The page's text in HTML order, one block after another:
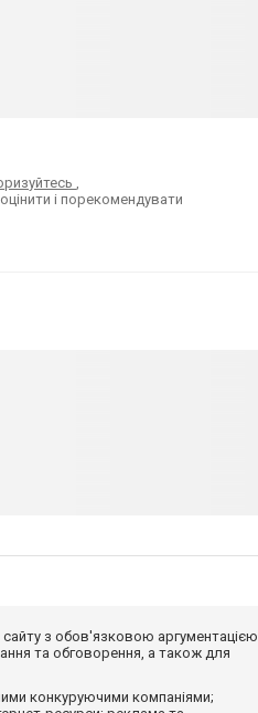
і порекомендувати
з обов'язковою аргументацією
та обговорення, а також для
конкуруючими компаніями;